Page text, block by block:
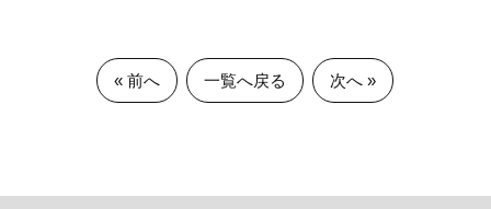
« 前へ 一覧へ戻る 次へ »